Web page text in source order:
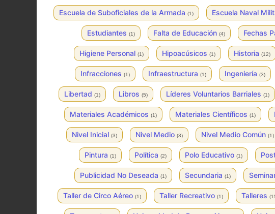
Escuela de Suboficiales de la Armada (1) Escuela Naval
Estudiantes (1) Falta de Educación (4) Fechas
Higiene Personal (1) Hipoacúsicos (1) Historia (12)
Infracciones (1) Infraestructura (1) Ingeniería (3)
Libertad (1) Libros (5) Líderes Voluntarios Barriales (1)
Materiales Académicos (1) Materiales Científicos (1)
Nivel Inicial (3) Nivel Medio (3) Nivel Medio Común (1)
Pintura (1) Política (2) Polo Educativo (1)
Publicidad No Deseada (1) Secundaria (1)
Taller de Circo Aéreo (1) Taller Recreativo (1) Talleres